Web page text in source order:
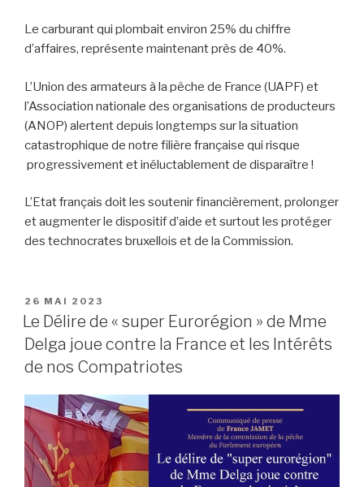
Le carburant qui plombait environ 25% du chiffre
d’affaires, représente maintenant près de 40%.
L’Union des armateurs à la pêche de France (UAPF) et
l’Association nationale des organisations de producteurs
(ANOP) alertent depuis longtemps sur la situation
catastrophique de notre filière française qui risque
progressivement et inéluctablement de disparaître !
L’Etat français doit les soutenir financièrement, prolonger
et augmenter le dispositif d’aide et surtout les protéger
des technocrates bruxellois et de la Commission.
PUBLIÉ
LE
26 MAI 2023
Le Délire de « super Eurorégion » de Mme
Delga joue contre la France et les Intérêts
de nos Compatriotes